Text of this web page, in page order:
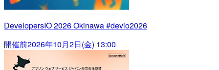
DevelopersIO 2026 Okinawa #devio2026
開催前2026年10月2日(金) 13:00